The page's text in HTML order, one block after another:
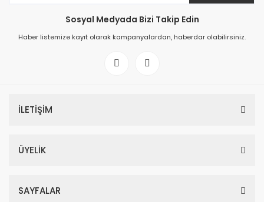
Sosyal Medyada Bizi Takip Edin
Haber listemize kayıt olarak kampanyalardan, haberdar olabilirsiniz.
İLETİŞİM
ÜYELİK
SAYFALAR